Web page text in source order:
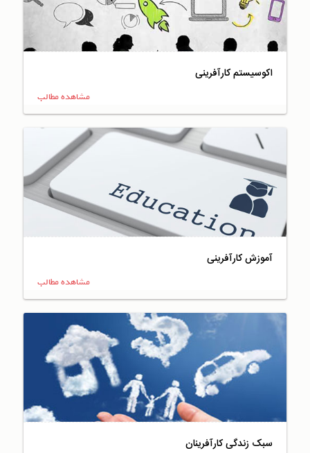
اکوسیستم کارآفرینی
مشاهده مطالب
آموزش کارآفرینی
مشاهده مطالب
سبک زندگی کارآفرینان